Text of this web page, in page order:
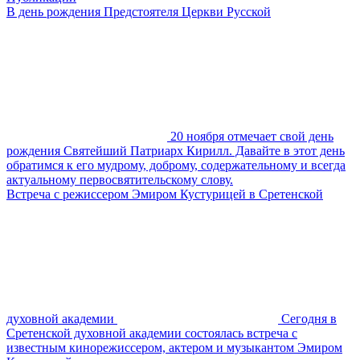
В день рождения Предстоятеля Церкви Русской
20 ноября отмечает свой день
рождения Святейший Патриарх Кирилл. Давайте в этот день
обратимся к его мудрому, доброму, содержательному и всегда
актуальному первосвятительскому слову.
Встреча с режиссером Эмиром Кустурицей в Сретенской
духовной академии
Сегодня в
Сретенской духовной академии состоялась встреча с
известным кинорежиссером, актером и музыкантом Эмиром